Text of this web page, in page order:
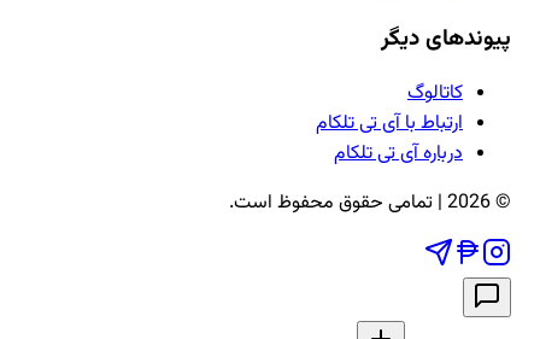
پیوندهای دیگر
کاتالوگ
ارتباط با آی تی تلکام
درباره آی تی تلکام
©
2026 | تمامی حقوق محفوظ است.